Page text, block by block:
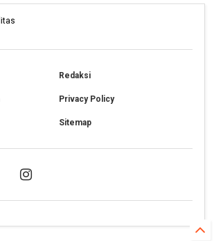
Redaksi
Privacy Policy
Sitemap